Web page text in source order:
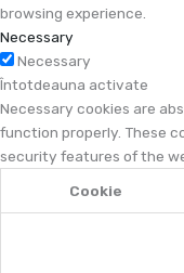
browsing experience.
Necessary
Necessary
Întotdeauna activate
Necessary cookies are
function properly. These
security features of the
Cookie